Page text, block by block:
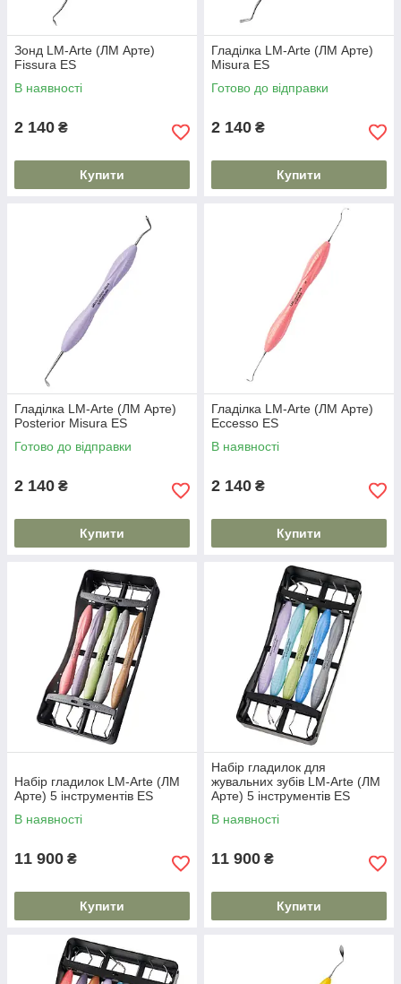
Зонд LM-Arte (ЛМ Арте)
Fissura ES
В наявності
2 140 ₴
Купити
Гладілка LM-Arte (ЛМ Арте)
Misura ES
Готово до відправки
2 140 ₴
Купити
Гладілка LM-Arte (ЛМ Арте)
Posterior Misura ES
Готово до відправки
2 140 ₴
Купити
Гладілка LM-Arte (ЛМ Арте)
Eccesso ES
В наявності
2 140 ₴
Купити
Набір гладилок LM-Arte (ЛМ
Арте) 5 інструментів ES
В наявності
11 900 ₴
Купити
Набір гладилок для
жувальних зубів LM-Arte (ЛМ
Арте) 5 інструментів ES
В наявності
11 900 ₴
Купити